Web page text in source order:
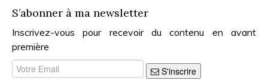
S’abonner à ma newsletter
Inscrivez-vous pour recevoir du contenu en avant
première
S'inscrire